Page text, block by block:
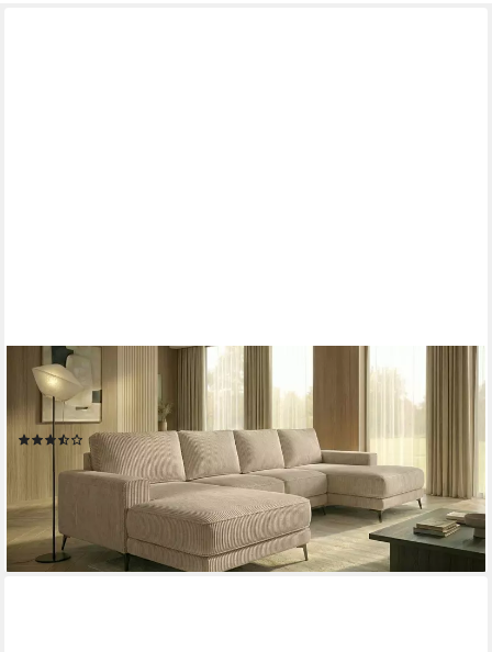
A&J MÖBELLAND GMBH
Ecksofa VALTOR mit Schlaffunktion, Bonellfederkern und
Bettkasten, TOP ANGEBOT!
(3)
1.149,00 € UVP2.098,00 €
lieferbar in 5 Wochen